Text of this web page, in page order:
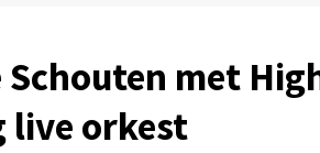
Schouten met
live orkest